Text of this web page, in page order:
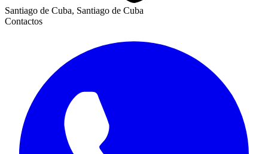
Santiago de Cuba, Santiago de Cuba
Contactos